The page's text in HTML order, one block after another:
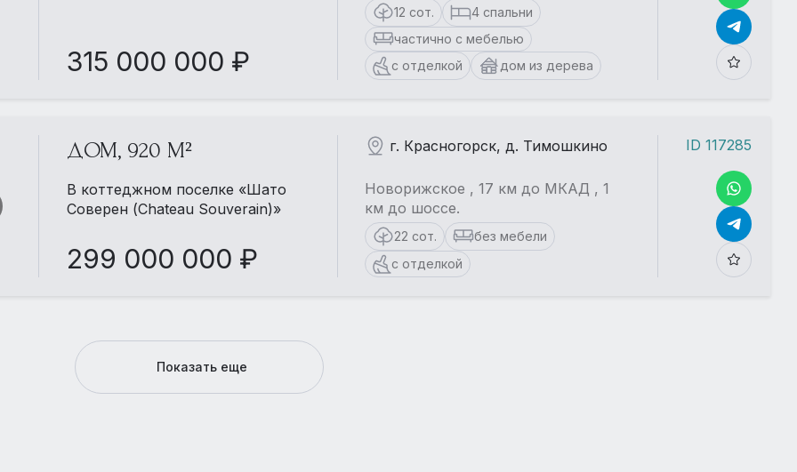
315 000 000 ₽
12 сот.
4 спальни
частично с мебелью
с отделкой
дом из дерева
ДОМ, 920 М²
В коттеджном поселке «Шато
Соверен (Chateau Souverain)»
299 000 000 ₽
г. Красногорск, д. Тимошкино
Новорижское , 17 км до МКАД , 1
км до шоссе.
22 сот.
без мебели
с отделкой
ID 117285
Показать еще